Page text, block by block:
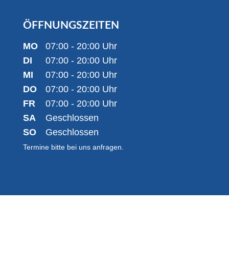
ÖFFNUNGSZEITEN
MO
DI
MI
DO
FR
SA
SO
07:00 - 20:00 Uhr
07:00 - 20:00 Uhr
07:00 - 20:00 Uhr
07:00 - 20:00 Uhr
07:00 - 20:00 Uhr
Geschlossen
Geschlossen
Termine bitte bei uns anfragen.